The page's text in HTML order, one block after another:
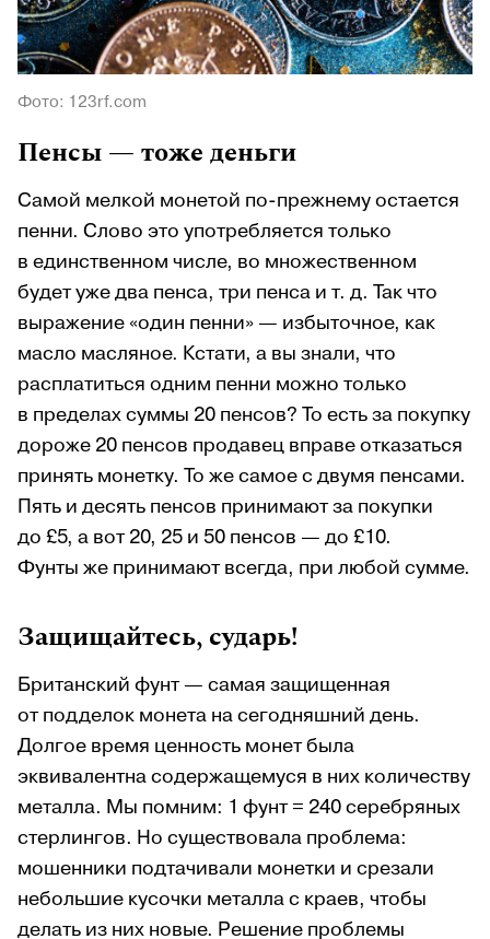
Фото: 123rf.com
Пенсы — тоже деньги
Самой мелкой монетой по-прежнему остается
пенни. Слово это употребляется только
в единственном числе, во множественном
будет уже два пенса, три пенса и т. д. Так что
выражение «один пенни» — избыточное, как
масло масляное. Кстати, а вы знали, что
расплатиться одним пенни можно только
в пределах суммы 20 пенсов? То есть за покупку
дороже 20 пенсов продавец вправе отказаться
принять монетку. То же самое с двумя пенсами.
Пять и десять пенсов принимают за покупки
до £5, а вот 20, 25 и 50 пенсов — до £10.
Фунты же принимают всегда, при любой сумме.
Защищайтесь, сударь!
Британский фунт — самая защищенная
от подделок монета на сегодняшний день.
Долгое время ценность монет была
эквивалентна содержащемуся в них количеству
металла. Мы помним: 1 фунт = 240 серебряных
стерлингов. Но существовала проблема:
мошенники подтачивали монетки и срезали
небольшие кусочки металла с краев, чтобы
делать из них новые. Решение проблемы